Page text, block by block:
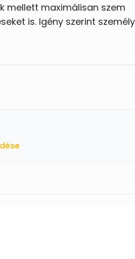
mellett maximálisan szem
is. Igény szerint